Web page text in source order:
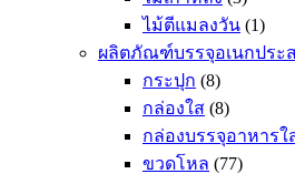
ไม้ตีแมลงวัน (1)
ผลิตภัณฑ์บรรจุอเนกประ
กระปุก (8)
กล่องใส (8)
กล่องบรรจุอาหารใ
ขวดโหล (77)